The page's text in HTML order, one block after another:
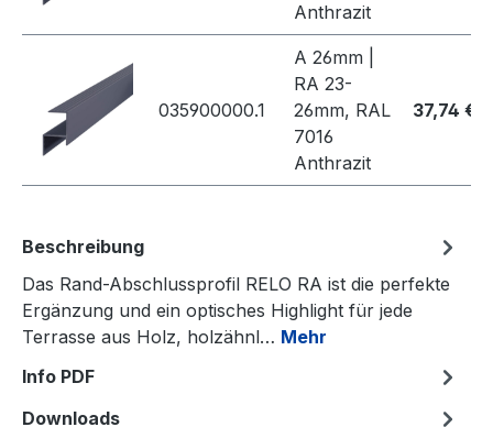
Anthrazit
035900000.1
A 26mm |
RA 23-
26mm, RAL
7016
Anthrazit
37,74 €
Beschreibung
Das Rand-Abschlussprofil RELO RA ist die perfekte
Ergänzung und ein optisches Highlight für jede
Terrasse aus Holz, holzähnl… Mehr
Info PDF
Downloads